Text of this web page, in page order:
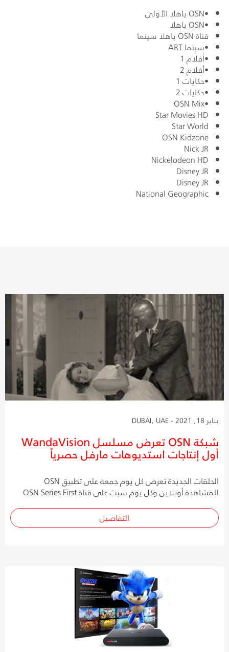
•
OSN ياهلا الأولى
•
OSN ياهلا
قناةOSN ياهلا سينما
•سينماART
•أفلام 1
•أفلام 2
•حكايات 1
•حكايات 2
•
OSN Mix
Star Movies HD
Star World
OSN Kidzone
Nick JR
Nickelodeon HD
Disney JR
Disney JR
National Geographic
يناير 18, 2021 - DUBAI, UAE
شبكة OSN تعرض مسلسل WandaVision
أول إنتاجات استديوهات مارفل حصرياً
الحلقات الجديدة تعرض كل يوم جمعة على تطبيق OSN
للمشاهدة أونلاين وكل يوم سبت على قناة OSN Series First
التفاصيل